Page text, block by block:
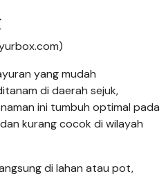
yang mudah
di daerah sejuk,
ini tumbuh optimal pada
kurang cocok di wilayah
di lahan atau pot,